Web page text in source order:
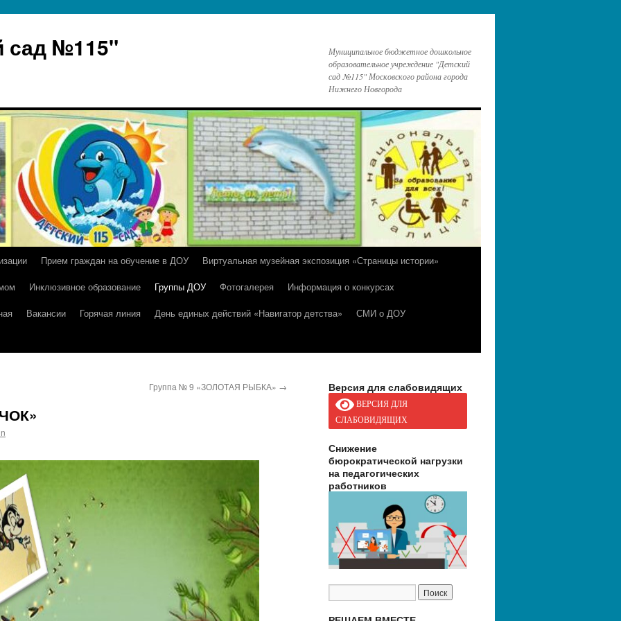
сад №115"
Муниципальное бюджетное дошкольное
образовательное учреждение "Детский
сад №115" Московского района города
Нижнего Новгорода
Прием граждан на обучение в ДОУ
Виртуальная музейная экспозиция «Страницы истории»
Инклюзивное образование Группы ДОУ Фотогалерея
Информация о конкурсах
Вакансии Горячая линия День единых действий «Навигатор детства»
СМИ о ДОУ
Группа № 9 «ЗОЛОТАЯ РЫБКА» → Версия для слабовидящих
ВЕРСИЯ ДЛЯ
СЛАБОВИДЯЩИХ
Снижение
бюрократической нагрузки
на педагогических
работников